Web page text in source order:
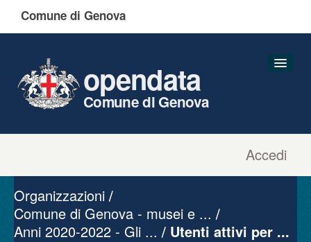
Comune di Genova
Accedi
opendata
Comune di Genova
Gruppi
Informazioni
Organizzazioni
Comune di Genova - musei e ...
Anni 2020-2022 - Gli ...
Utenti attivi per ...